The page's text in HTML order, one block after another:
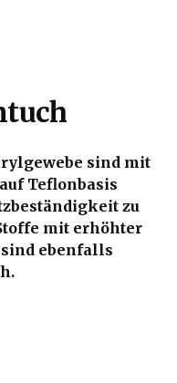
sind mit
Teflonbasis
zu
mit erhöhter
ebenfalls